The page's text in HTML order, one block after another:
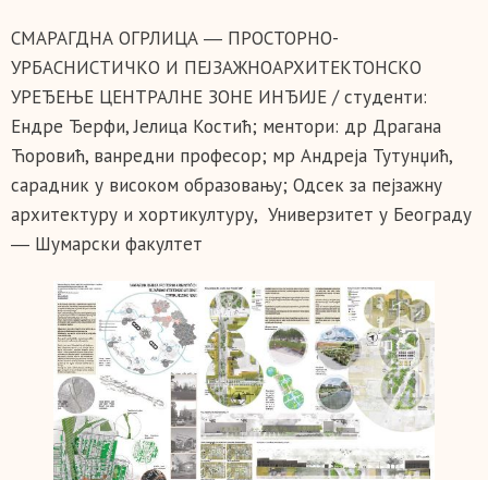
СМАРАГДНА ОГРЛИЦА ― ПРОСТОРНО-
УРБАСНИСТИЧКО И ПЕЈЗАЖНОАРХИТЕКТОНСКО
УРЕЂЕЊЕ ЦЕНТРАЛНЕ ЗОНЕ ИНЂИЈЕ / студенти:
Ендре Ђерфи, Јелица Костић; ментори: др Драгана
Ћоровић, ванредни професор; мр Андреја Тутунџић,
сарадник у високом образовању; Одсек за пејзажну
архитектуру и хортикултуру, Универзитет у Београду
― Шумарски факултет